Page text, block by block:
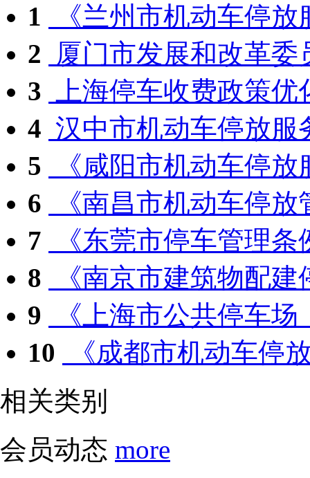
1
《兰州市机动车停
2
厦门市发展和改革委
3
上海停车收费政策
4 汉中市机动车停放服
5
《咸阳市机动车停
6
《南昌市机动车停
7
《东莞市停车管理
8
《南京市建筑物配
9
《上海市公共停车
10
《成都市机动车停
相关类别
会员动态 more